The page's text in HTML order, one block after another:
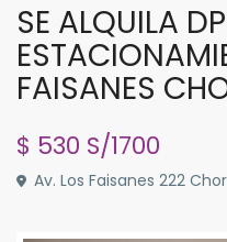
SE ALQUILA
FAISANES
$ 530 S/1700
Av. Los Faisanes 222